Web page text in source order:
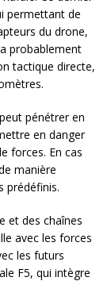
permettant de
du drone,
probablement
tactique directe,
pénétrer en
en danger
forces. En cas
manière
prédéfinis.
et des chaînes
avec les forces
les futurs
F5, qui intègre